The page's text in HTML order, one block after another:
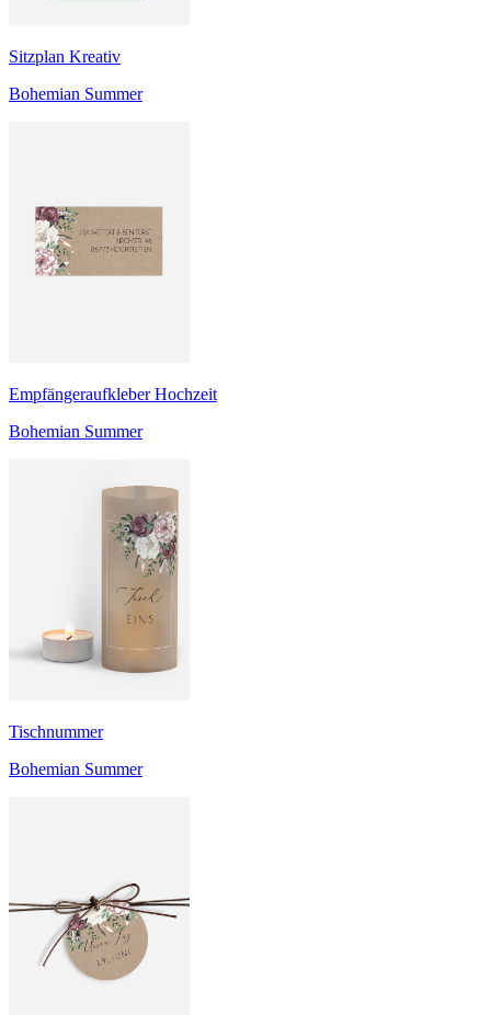
Sitzplan Kreativ
Bohemian Summer
Empfängeraufkleber Hochzeit
Bohemian Summer
Tischnummer
Bohemian Summer